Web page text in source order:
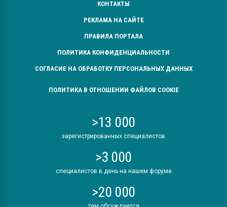
КОНТАКТЫ
РЕКЛАМА НА САЙТЕ
ПРАВИЛА ПОРТАЛА
ПОЛИТИКА КОНФИДЕНЦИАЛЬНОСТИ
СОГЛАСИЕ НА ОБРАБОТКУ ПЕРСОНАЛЬНЫХ ДАННЫХ
ПОЛИТИКА В ОТНОШЕНИИ ФАЙЛОВ COOKIE
>13 000
зарегистрированных специалистов
>3 000
специалистов в день на нашем форуме
>20 000